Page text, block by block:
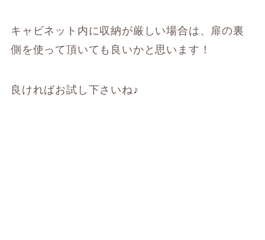
キャビネット内に収納が厳しい場合は、扉の裏
側を使って頂いても良いかと思います！
良ければお試し下さいね♪